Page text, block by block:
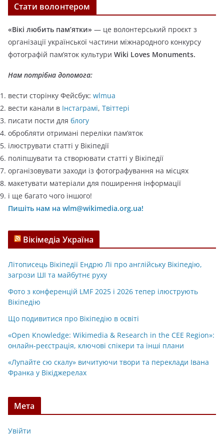
о
р
і
ї
Стати волонтером
«Вікі любить пам’ятки» — це волонтерський проєкт з
організації української частини міжнародного конкурсу
фотографій пам’яток культури Wiki Loves Monuments.
Нам потрібна допомога:
вести сторінку Фейсбук: wlmua
вести канали в Інстаграмі, Твіттері
писати пости для блогу
обробляти отримані переліки пам’яток
ілюструвати статті у Вікіпедії
поліпшувати та створювати статті у Вікіпедії
організовувати заходи із фотографування на місцях
макетувати матеріали для поширення інформації
і ще багато чого іншого!
Пишіть нам на wlm@wikimedia.org.ua!
Вікімедіа Україна
Літописець Вікіпедії Ендрю Лі про англійську Вікіпедію,
загрози ШІ та майбутнє руху
Фото з конференцій LMF 2025 і 2026 тепер ілюструють
Вікіпедію
Що подивитися про Вікіпедію в освіті
«Open Knowledge: Wikimedia & Research in the CEE Region»:
онлайн-реєстрація, ключові спікери та інші плани
«Лупайте сю скалу» вичитуючи твори та переклади Івана
Франка у Вікіджерелах
Мета
Увійти